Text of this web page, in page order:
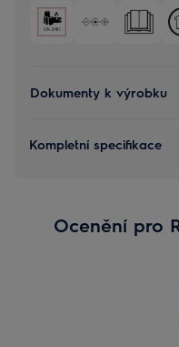
Dokumenty k výrobku
Kompletní specifikace
Ocenění pro